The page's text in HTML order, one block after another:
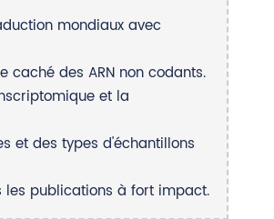
mondiaux avec
caché des ARN non codants.
et la
et des types d'échantillons
publications à fort impact.